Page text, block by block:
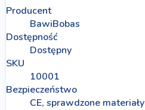
Producent
BawiBobas
Dostępność
Dostępny
SKU
10001
Bezpieczeństwo
CE, sprawdzone materiały